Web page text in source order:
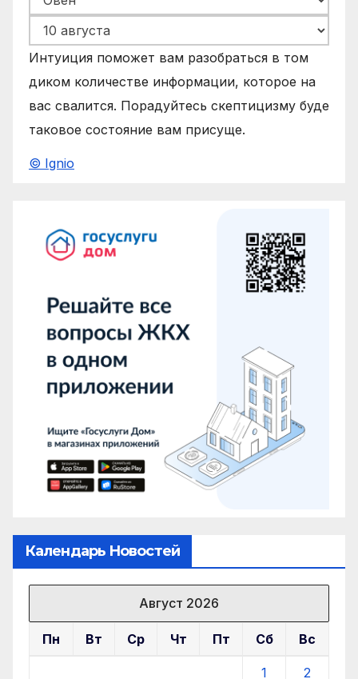
Интуиция поможет вам разобраться в том
диком количестве информации, которое на
вас свалится. Порадуйтесь скептицизму буде
таковое состояние вам присуще.
© Ignio
Календарь Новостей
Август 2026
Пн Вт Ср Чт Пт Сб Вс
1 2